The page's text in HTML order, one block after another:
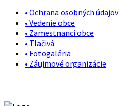
• Ochrana osobných údajov
• Vedenie obce
• Zamestnanci obce
• Tlačivá
• Fotogaléria
• Záujmové organizácie